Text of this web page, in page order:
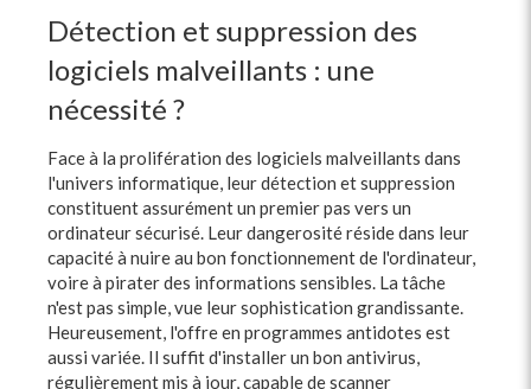
Détection et suppression des
logiciels malveillants : une
nécessité ?
Face à la prolifération des logiciels malveillants dans
l'univers informatique, leur détection et suppression
constituent assurément un premier pas vers un
ordinateur sécurisé. Leur dangerosité réside dans leur
capacité à nuire au bon fonctionnement de l'ordinateur,
voire à pirater des informations sensibles. La tâche
n'est pas simple, vue leur sophistication grandissante.
Heureusement, l'offre en programmes antidotes est
aussi variée. Il suffit d'installer un bon antivirus,
régulièrement mis à jour, capable de scanner